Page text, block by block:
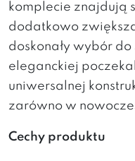
komplecie znajdują
dodatkowo
doskonały wybór
eleganckiej
uniwersalnej
zarówno w
Cechy produktu